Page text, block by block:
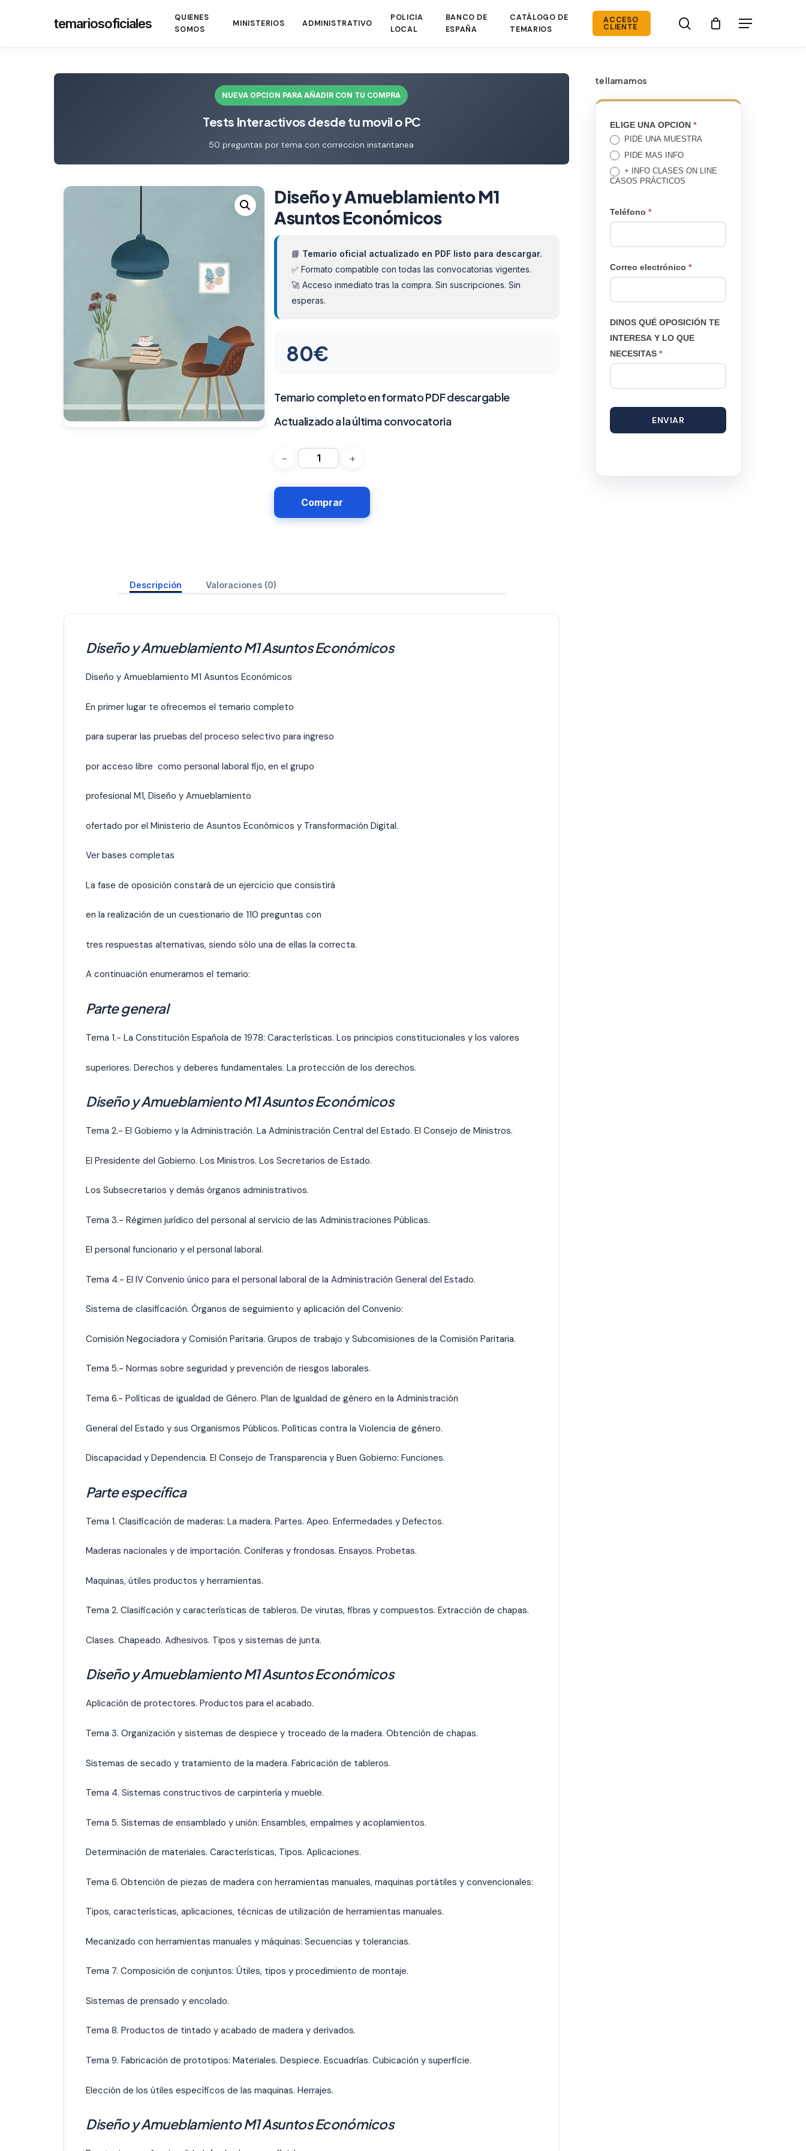
temariosoficiales
QUIENES
SOMOS
MINISTERIOS ADMINISTRATIVO
POLICIA
LOCAL
BANCO DE
ESPAÑA
CATÁLOGO DE
TEMARIOS
ACCESO
CLIENTE search Menú
NUEVA OPCION PARA AÑADIR CON TU COMPRA
Tests Interactivos desde tu movil o PC
50 preguntas por tema con correccion instantanea
Diseño y Amueblamiento M1
Asuntos Económicos
📘 Temario oficial actualizado en PDF listo para descargar.
✅ Formato compatible con todas las convocatorias vigentes.
🚀 Acceso inmediato tras la compra. Sin suscripciones. Sin
esperas.
80€
Temario completo en formato PDF descargable
Actualizado a la última convocatoria
Comprar
Descripción Valoraciones (0)
Diseño y Amueblamiento M1 Asuntos Económicos
Diseño y Amueblamiento M1 Asuntos Económicos
En primer lugar te ofrecemos el temario completo
para superar las pruebas del proceso selectivo para ingreso
por acceso libre como personal laboral fijo, en el grupo
profesional M1, Diseño y Amueblamiento
ofertado por el Ministerio de Asuntos Económicos y Transformación Digital.
Ver bases completas
La fase de oposición constará de un ejercicio que consistirá
en la realización de un cuestionario de 110 preguntas con
tres respuestas alternativas, siendo sólo una de ellas la correcta.
A continuación enumeramos el temario:
Parte general
Tema 1.- La Constitución Española de 1978: Características. Los principios constitucionales y los valores
superiores. Derechos y deberes fundamentales. La protección de los derechos.
Diseño y Amueblamiento M1 Asuntos Económicos
Tema 2.- El Gobierno y la Administración. La Administración Central del Estado. El Consejo de Ministros.
El Presidente del Gobierno. Los Ministros. Los Secretarios de Estado.
Los Subsecretarios y demás órganos administrativos.
Tema 3.- Régimen jurídico del personal al servicio de las Administraciones Públicas.
El personal funcionario y el personal laboral.
Tema 4.- El IV Convenio único para el personal laboral de la Administración General del Estado.
Sistema de clasificación. Órganos de seguimiento y aplicación del Convenio:
Comisión Negociadora y Comisión Paritaria. Grupos de trabajo y Subcomisiones de la Comisión Paritaria.
Tema 5.- Normas sobre seguridad y prevención de riesgos laborales.
Tema 6.- Políticas de igualdad de Género. Plan de Igualdad de género en la Administración
General del Estado y sus Organismos Públicos. Políticas contra la Violencia de género.
Discapacidad y Dependencia. El Consejo de Transparencia y Buen Gobierno: Funciones.
Parte específica
Tema 1. Clasificación de maderas: La madera. Partes. Apeo. Enfermedades y Defectos.
Maderas nacionales y de importación. Coníferas y frondosas. Ensayos. Probetas.
Maquinas, útiles productos y herramientas.
Tema 2. Clasificación y características de tableros. De virutas, fibras y compuestos. Extracción de chapas.
Clases. Chapeado. Adhesivos. Tipos y sistemas de junta.
Diseño y Amueblamiento M1 Asuntos Económicos
Aplicación de protectores. Productos para el acabado.
Tema 3. Organización y sistemas de despiece y troceado de la madera. Obtención de chapas.
Sistemas de secado y tratamiento de la madera. Fabricación de tableros.
Tema 4. Sistemas constructivos de carpintería y mueble.
Tema 5. Sistemas de ensamblado y unión: Ensambles, empalmes y acoplamientos.
Determinación de materiales. Características, Tipos. Aplicaciones.
Tema 6. Obtención de piezas de madera con herramientas manuales, maquinas portátiles y convencionales:
Tipos, características, aplicaciones, técnicas de utilización de herramientas manuales.
Mecanizado con herramientas manuales y máquinas: Secuencias y tolerancias.
Tema 7. Composición de conjuntos: Útiles, tipos y procedimiento de montaje.
Sistemas de prensado y encolado.
Tema 8. Productos de tintado y acabado de madera y derivados.
Tema 9. Fabricación de prototipos: Materiales. Despiece. Escuadrías. Cubicación y superficie.
Elección de los útiles específicos de las maquinas. Herrajes.
Diseño y Amueblamiento M1 Asuntos Económicos
te llamamos
TE
LLAMAMOS
ELIGE UNA OPCION*
PIDE UNA MUESTRA
PIDE MAS INFO
+ INFO CLASES ON LINE
CASOS PRÁCTICOS
Teléfono*
Correo electrónico*
DINOS QUÉ OPOSICIÓN TE
INTERESA Y LO QUE
NECESITAS*
ENVIAR